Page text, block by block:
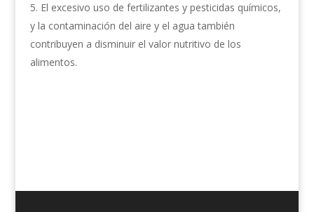
El excesivo uso de fertilizantes y pesticidas químicos,
y la contaminación del aire y el agua también
contribuyen a disminuir el valor nutritivo de los
alimentos.